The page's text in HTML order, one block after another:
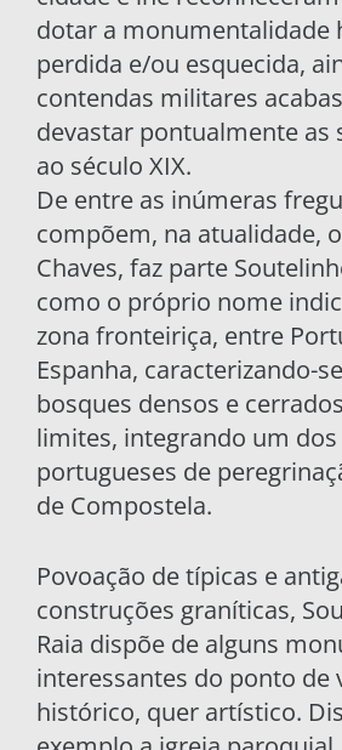
dotar a monumentalidade
perdida e/ou esquecida,
contendas militares
devastar pontualmente as
ao século XIX.
De entre as inúmeras
compõem, na atualidade,
Chaves, faz parte
como o próprio nome
zona fronteiriça, entre
Espanha, caracterizando-
bosques densos e
limites, integrando um
portugueses de
de Compostela.
Povoação de típicas e
construções graníticas,
Raia dispõe de alguns
interessantes do ponto de
histórico, quer artístico.